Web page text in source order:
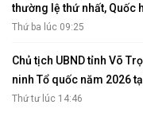
thường lệ thứ nhất, Quốc
Thứ ba lúc 09:25
Chủ tịch UBND tỉnh Võ
ninh Tổ quốc năm 2026
Thứ tư lúc 14:46